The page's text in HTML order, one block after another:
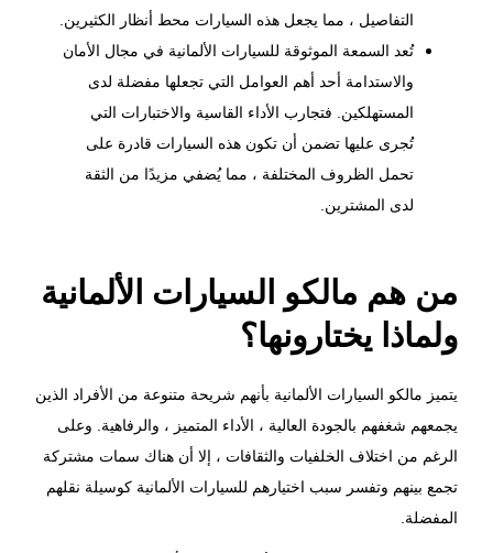
التفاصيل ، مما يجعل هذه السيارات محط أنظار الكثيرين.
تُعد السمعة الموثوقة للسيارات الألمانية في مجال الأمان
والاستدامة أحد أهم العوامل التي تجعلها مفضلة لدى
المستهلكين. فتجارب الأداء القاسية والاختبارات التي
تُجرى عليها تضمن أن تكون هذه السيارات قادرة على
تحمل الظروف المختلفة ، مما يُضفي مزيدًا من الثقة
لدى المشترين.
من هم مالكو السيارات الألمانية
ولماذا يختارونها؟
يتميز مالكو السيارات الألمانية بأنهم شريحة متنوعة من الأفراد الذين
يجمعهم شغفهم بالجودة العالية ، الأداء المتميز ، والرفاهية. وعلى
الرغم من اختلاف الخلفيات والثقافات ، إلا أن هناك سمات مشتركة
تجمع بينهم وتفسر سبب اختيارهم للسيارات الألمانية كوسيلة نقلهم
المفضلة.